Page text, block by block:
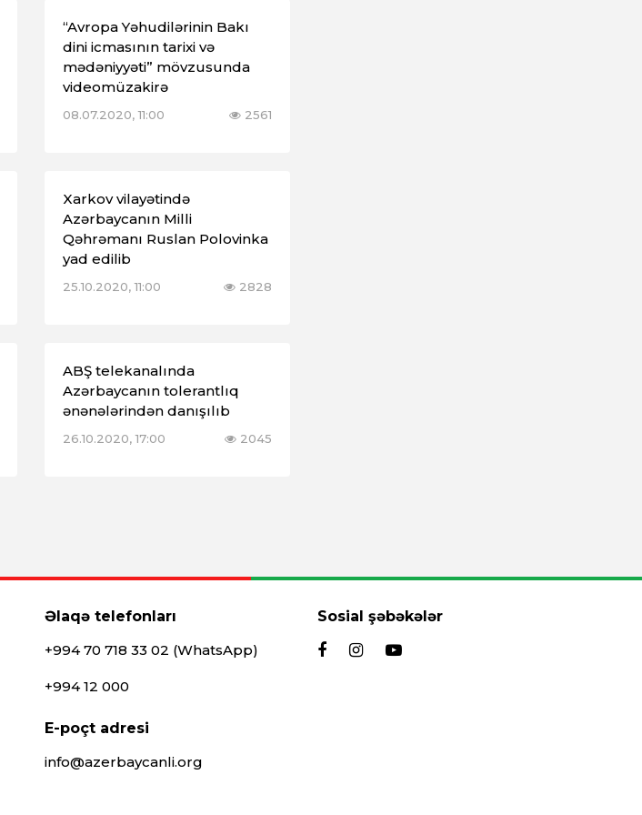
“Avropa Yəhudilərinin Bakı
dini icmasının tarixi və
mədəniyyəti” mövzusunda
videomüzakirə
08.07.2020, 11:00 2561
Xarkov vilayətində
Azərbaycanın Milli
Qəhrəmanı Ruslan Polovinka
yad edilib
25.10.2020, 11:00 2828
ABŞ telekanalında
Azərbaycanın tolerantlıq
ənənələrindən danışılıb
26.10.2020, 17:00 2045
Əlaqə telefonları
+994 70 718 33 02 (WhatsApp)
+994 12 000
E-poçt adresi
info@azerbaycanli.org
Sosial şəbəkələr